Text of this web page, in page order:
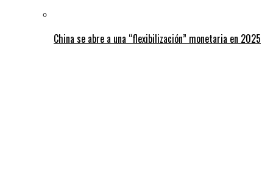
China se abre a una “flexibilización” monetaria en 2025